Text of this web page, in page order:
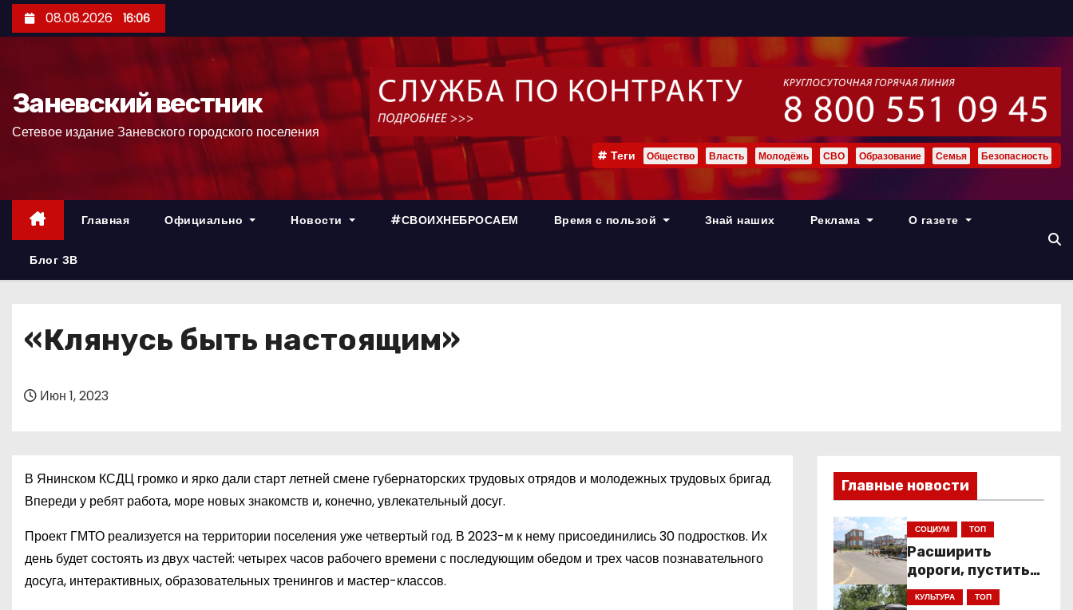
е
р
08.08.2026 16:06
Заневский вестник
Сетевое издание Заневского городского поселения
Теги Общество Власть Молодёжь СВО Образование Семья Безопасность
Главная Официально Новости #СВОИХНЕБРОСАЕМ Время с пользой Знай наших Реклама О газете
Блог ЗВ
«Клянусь быть настоящим»
Июн 1, 2023
В Янинском КСДЦ громко и ярко дали старт летней смене губернаторских трудовых отрядов и молодежных трудовых бригад.
Впереди у ребят работа, море новых знакомств и, конечно, увлекательный досуг.
Проект ГМТО реализуется на территории поселения уже четвертый год. В 2023-м к нему присоединились 30 подростков. Их
день будет состоять из двух частей: четырех часов рабочего времени с последующим обедом и трех часов познавательного
досуга, интерактивных, образовательных тренингов и мастер-классов.
Главные новости
СОЦИУМ ТОП
Расширить
дороги, пустить
низкопольники
КУЛЬТУРА ТОП